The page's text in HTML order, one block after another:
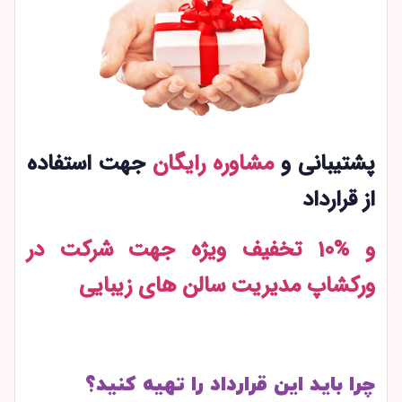
پشتیبانی ومشاوره رایگان جهت استفاده
از قرارداد
و %10 تخفیف ویژه جهت شرکت در
ورکشاپ مدیریت سالن های زیبایی
چرا باید این قرارداد را تهیه کنید؟